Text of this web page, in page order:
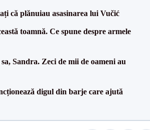
că plănuiau asasinarea lui Vučić
toamnă. Ce spune despre armele
Sandra. Zeci de mii de oameni au
digul din barje care ajută